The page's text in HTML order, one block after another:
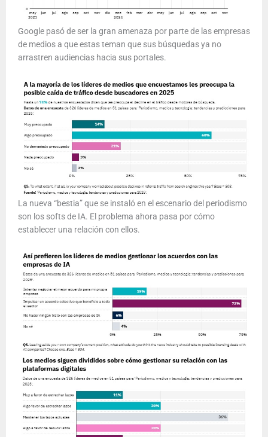
Google pasó de ser la gran amenaza por parte de las empresas
de medios a que estas teman que sus búsquedas ya no
arrastren audiencias hacia sus portales.
La nueva “bestia” que se instaló en el escenario del periodismo
son los softs de IA. El problema ahora pasa por cómo
establecer una relación con ellos.